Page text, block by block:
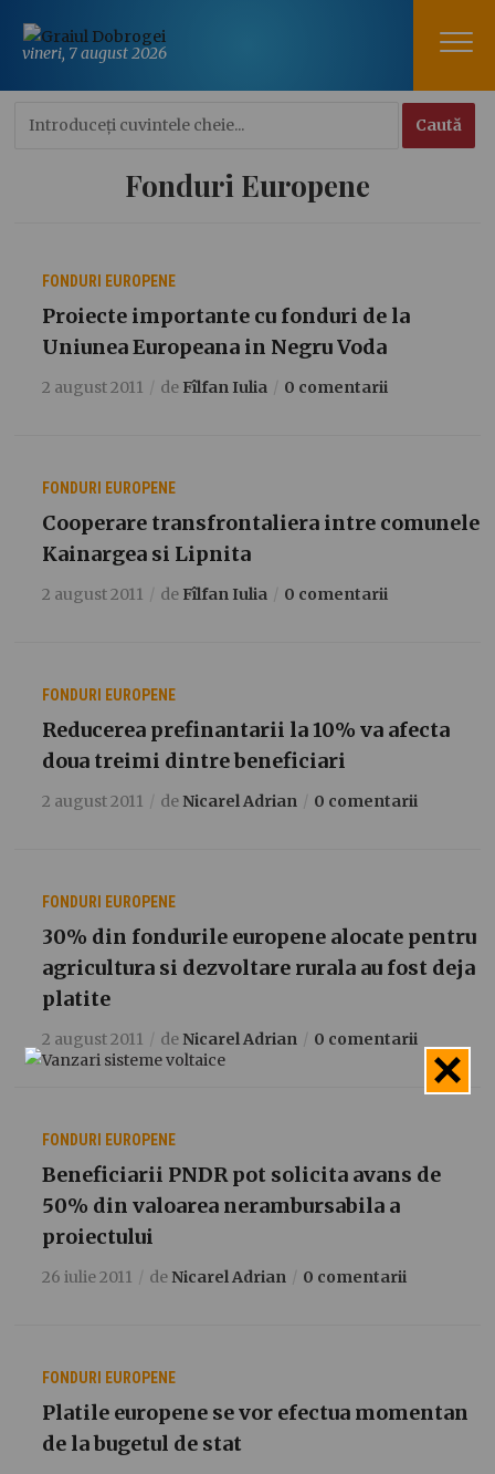
vineri, 7 august 2026
Fonduri Europene
FONDURI EUROPENE
Proiecte importante cu fonduri de la
Uniunea Europeana in Negru Voda
2 august 2011 de Fîlfan Iulia 0 comentarii
FONDURI EUROPENE
Cooperare transfrontaliera intre comunele
Kainargea si Lipnita
2 august 2011 de Fîlfan Iulia 0 comentarii
FONDURI EUROPENE
Reducerea prefinantarii la 10% va afecta
doua treimi dintre beneficiari
2 august 2011 deNicarel Adrian 0 comentarii
FONDURI EUROPENE
30% din fondurile europene alocate pentru
agricultura si dezvoltare rurala au fost deja
platite
2 august 2011 deNicarel Adrian 0 comentarii
FONDURI EUROPENE
Beneficiarii PNDR pot solicita avans de
50% din valoarea nerambursabila a
proiectului
26 iulie 2011 deNicarel Adrian 0 comentarii
FONDURI EUROPENE
Platile europene se vor efectua momentan
de la bugetul de stat